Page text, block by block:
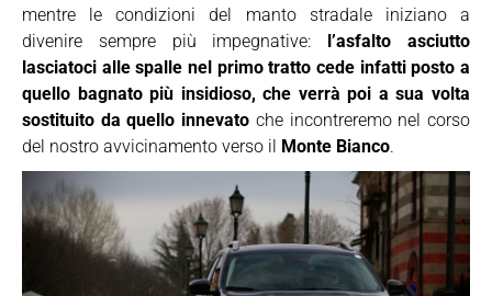
mentre le condizioni del manto stradale iniziano a
divenire sempre più impegnative: l’asfalto asciutto
lasciatoci alle spalle nel primo tratto cede infatti posto a
quello bagnato più insidioso, che verrà poi a sua volta
sostituito da quello innevato che incontreremo nel corso
del nostro avvicinamento verso il Monte Bianco.